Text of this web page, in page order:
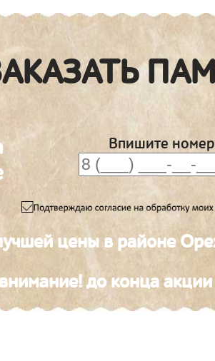
Впишите
цены в районе
внимание! до конца